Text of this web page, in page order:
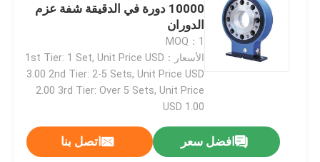
جولة في المصنع
مراقبة الجودة
أخبار
10000 دورة في الدقيقة شفة عزم
الدوران
MOQ：1
الأسعار：1st Tier: 1 Set, Unit Price USD
3.00 2nd Tier: 2-5 Sets, Unit Price USD
2.00 3rd Tier: Over 5 Sets, Unit Price
USD 1.00
افضل سعر اتصل بنا